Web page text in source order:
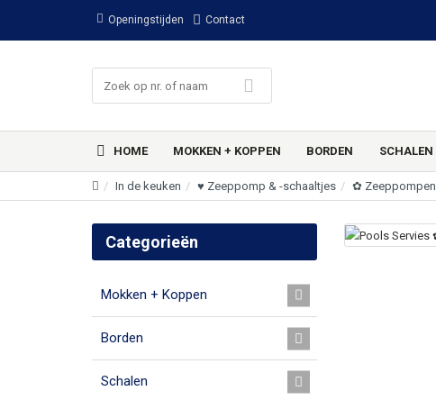
Openingstijden Contact
HOME MOKKEN + KOPPEN BORDEN SCHALEN
In de keuken ♥ Zeeppomp & -schaaltjes ✿ Zeeppompen
Categorieën
Mokken + Koppen
Borden
Schalen